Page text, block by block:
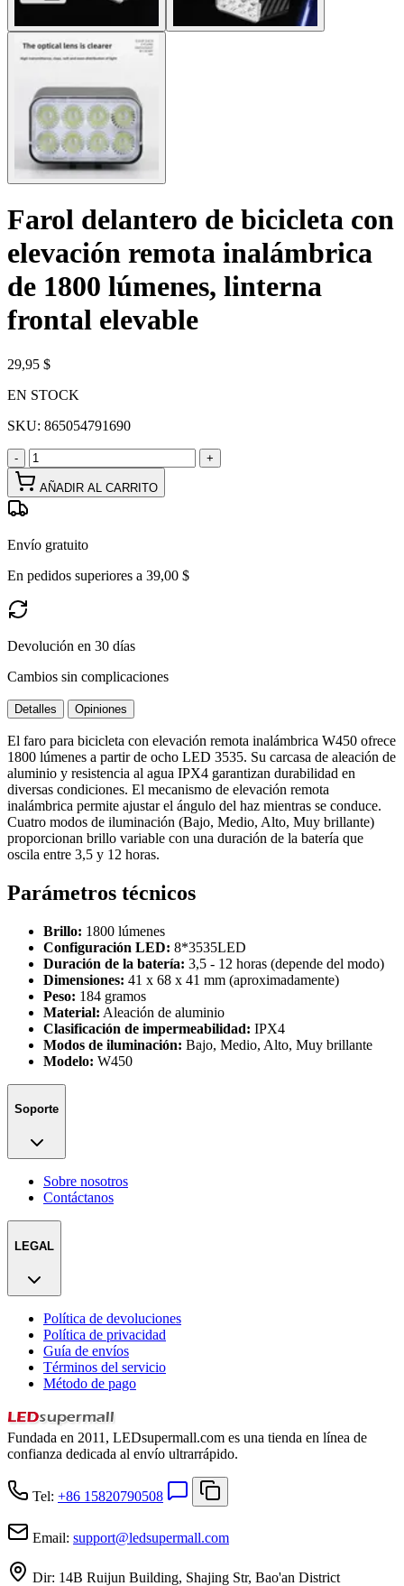
Farol delantero de bicicleta con
elevación remota inalámbrica
de 1800 lúmenes, linterna
frontal elevable
29,95 $
EN STOCK
SKU: 865054791690
- +
AÑADIR AL CARRITO
Envío gratuito
En pedidos superiores a 39,00 $
Devolución en 30 días
Cambios sin complicaciones
Detalles Opiniones
El faro para bicicleta con elevación remota inalámbrica W450 ofrece
1800 lúmenes a partir de ocho LED 3535. Su carcasa de aleación de
aluminio y resistencia al agua IPX4 garantizan durabilidad en
diversas condiciones. El mecanismo de elevación remota
inalámbrica permite ajustar el ángulo del haz mientras se conduce.
Cuatro modos de iluminación (Bajo, Medio, Alto, Muy brillante)
proporcionan brillo variable con una duración de la batería que
oscila entre 3,5 y 12 horas.
Parámetros técnicos
Brillo: 1800 lúmenes
Configuración LED: 8*3535LED
Duración de la batería: 3,5 - 12 horas (depende del modo)
Dimensiones: 41 x 68 x 41 mm (aproximadamente)
Peso: 184 gramos
Material: Aleación de aluminio
Clasificación de impermeabilidad: IPX4
Modos de iluminación: Bajo, Medio, Alto, Muy brillante
Modelo: W450
Soporte
Sobre nosotros
Contáctanos
LEGAL
Política de devoluciones
Política de privacidad
Guía de envíos
Términos del servicio
Método de pago
Fundada en 2011, LEDsupermall.com es una tienda en línea de
confianza dedicada al envío ultrarrápido.
Tel: +86 15820790508
Email: support@ledsupermall.com
Dir: 14B Ruijun Building, Shajing Str, Bao'an District